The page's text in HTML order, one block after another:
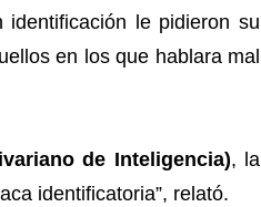
le pidieron su
en los que hablara mal
de Inteligencia), la
identificatoria”, relató.